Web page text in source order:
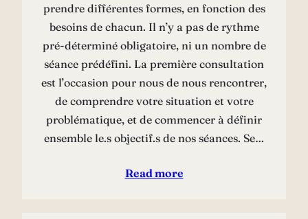
prendre différentes formes, en fonction des
besoins de chacun. Il n’y a pas de rythme
pré-déterminé obligatoire, ni un nombre de
séance prédéfini. La première consultation
est l’occasion pour nous de nous rencontrer,
de comprendre votre situation et votre
problématique, et de commencer à définir
ensemble le.s objectif.s de nos séances. Se…
Read more